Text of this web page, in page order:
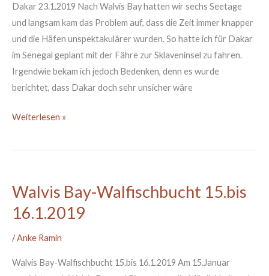
Dakar 23.1.2019 Nach Walvis Bay hatten wir sechs Seetage
und langsam kam das Problem auf, dass die Zeit immer knapper
und die Häfen unspektakulärer wurden. So hatte ich für Dakar
im Senegal geplant mit der Fähre zur Sklaveninsel zu fahren.
Irgendwie bekam ich jedoch Bedenken, denn es wurde
berichtet, dass Dakar doch sehr unsicher wäre
Weiterlesen »
Walvis Bay-Walfischbucht 15.bis
16.1.2019
/Anke Ramin
Walvis Bay-Walfischbucht 15.bis 16.1.2019 Am 15.Januar
Walvis
Bay-
Walfischbucht
15.bis